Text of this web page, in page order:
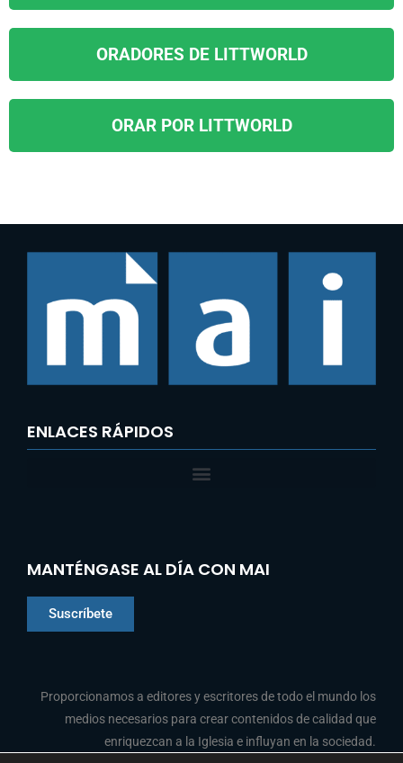
ORADORES DE LITTWORLD
ORAR POR LITTWORLD
ENLACES RÁPIDOS
MANTÉNGASE AL DÍA CON MAI
Suscríbete
Proporcionamos a editores y escritores de todo el mundo los
medios necesarios para crear contenidos de calidad que
enriquezcan a la Iglesia e influyan en la sociedad.
Arabic
Indonesian